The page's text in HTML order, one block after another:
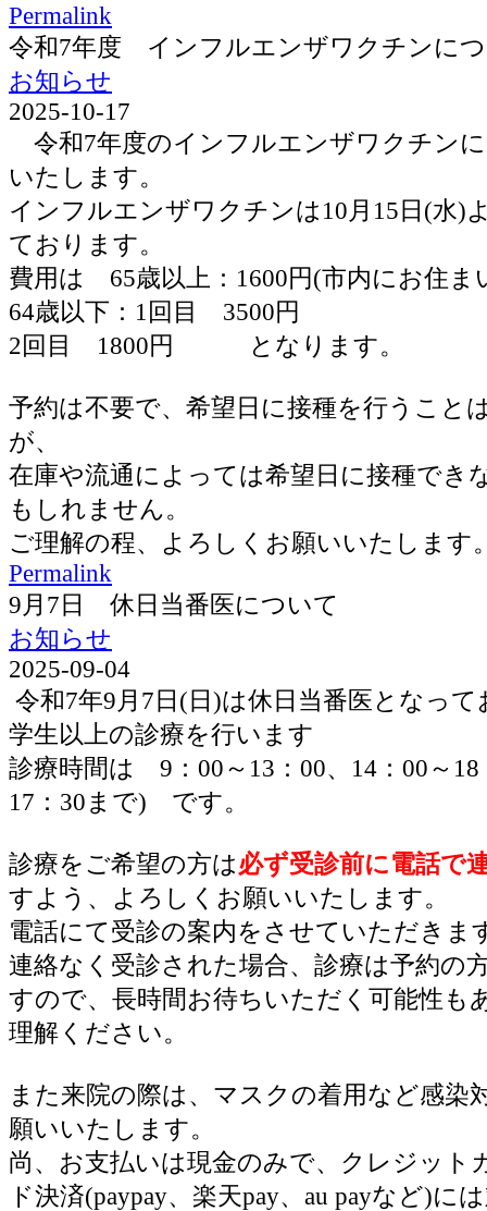
Permalink
令和7年度 インフルエンザワクチンに
お知らせ
2025-10-17
令和7年度のインフルエンザワクチン
いたします。
インフルエンザワクチンは10月15日(水)
ております。
費用は 65歳以上：1600円(市内にお住ま
64歳以下：1回目 3500円
2回目 1800円 となります。
予約は不要で、希望日に接種を行うこと
が、
在庫や流通によっては希望日に接種でき
もしれません。
ご理解の程、よろしくお願いいたします
Permalink
9月7日 休日当番医について
お知らせ
2025-09-04
令和7年9月7日(日)は休日当番医となっ
学生以上の診療を行います
診療時間は 9：00～13：00、14：00～
17：30まで) です。
診療をご希望の方は必ず受診前に電話で
すよう、よろしくお願いいたします。
電話にて受診の案内をさせていただきま
連絡なく受診された場合、診療は予約の
すので、長時間お待ちいただく可能性も
理解ください。
また来院の際は、マスクの着用など感染
願いいたします。
尚、お支払いは現金のみで、クレジット
ド決済(paypay、楽天pay、au payなど)に